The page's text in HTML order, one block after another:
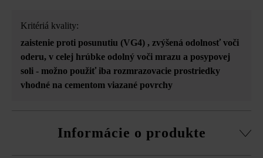
Kritériá kvality:
zaistenie proti posunutiu (VG4) , zvýšená odolnosť voči
oderu, v celej hrúbke odolný voči mrazu a posypovej
soli - možno použiť iba rozmrazovacie prostriedky
vhodné na cementom viazané povrchy
Informácie o produkte